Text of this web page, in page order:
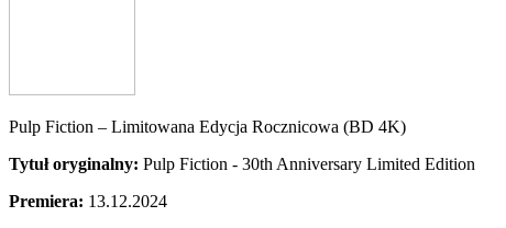
Pulp Fiction – Limitowana Edycja Rocznicowa (BD 4K)
Tytuł oryginalny: Pulp Fiction - 30th Anniversary Limited Edition
Premiera: 13.12.2024